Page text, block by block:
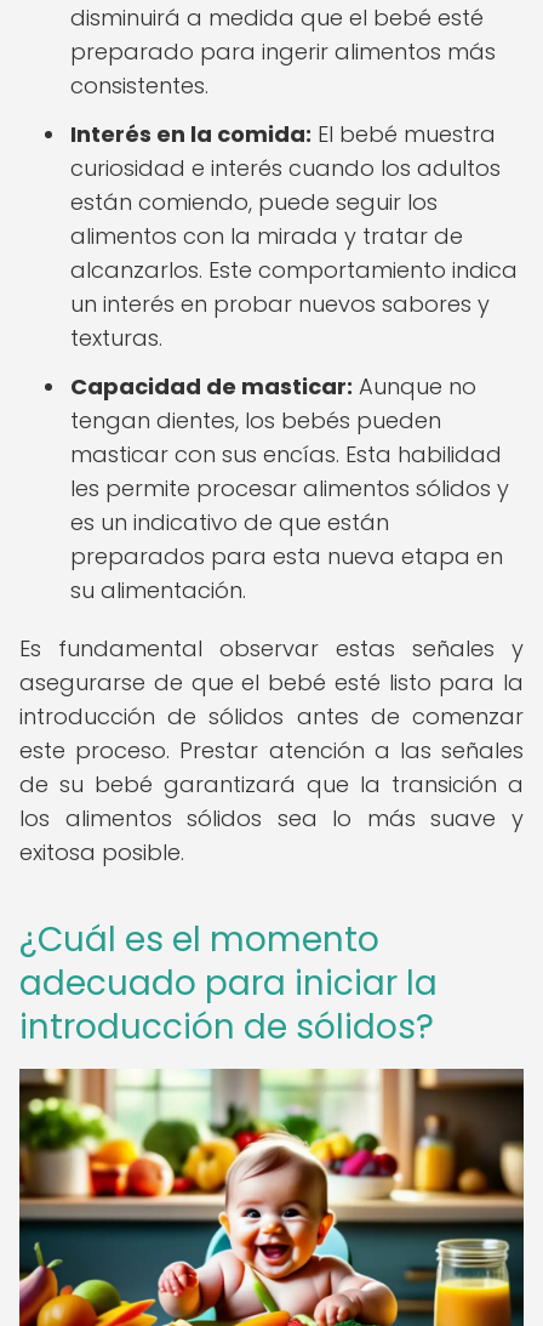
disminuirá a medida que el bebé esté
preparado para ingerir alimentos más
consistentes.
Interés en la comida: El bebé muestra
curiosidad e interés cuando los adultos
están comiendo, puede seguir los
alimentos con la mirada y tratar de
alcanzarlos. Este comportamiento indica
un interés en probar nuevos sabores y
texturas.
Capacidad de masticar: Aunque no
tengan dientes, los bebés pueden
masticar con sus encías. Esta habilidad
les permite procesar alimentos sólidos y
es un indicativo de que están
preparados para esta nueva etapa en
su alimentación.
Es fundamental observar estas señales y
asegurarse de que el bebé esté listo para la
introducción de sólidos antes de comenzar
este proceso. Prestar atención a las señales
de su bebé garantizará que la transición a
los alimentos sólidos sea lo más suave y
exitosa posible.
¿Cuál es el momento
adecuado para iniciar la
introducción de sólidos?